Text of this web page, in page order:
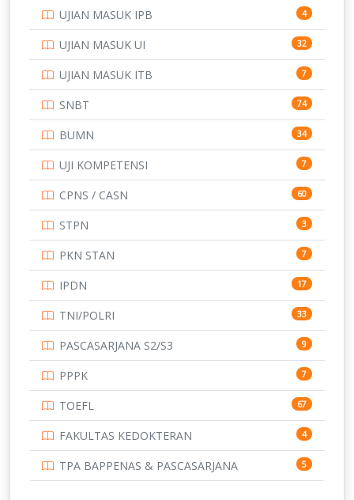
SMK 231
SMP 134
STIP 2
153
345
UNIVERSITAS AIRLANGGA 15
16
15
15
14
14
UNIVERSITAS CENDRAWASIH 14
15
219
11
159
UJIAN MASUK IPB 4
UJIAN MASUK UI 32
UJIAN MASUK ITB 7
SNBT 74
BUMN 34
UJI KOMPETENSI 7
CPNS / CASN 60
STPN 3
PKN STAN 7
IPDN 17
TNI/POLRI 33
PASCASARJANA S2/S3 9
PPPK 7
TOEFL 67
FAKULTAS KEDOKTERAN 4
TPA BAPPENAS & PASCASARJANA 5